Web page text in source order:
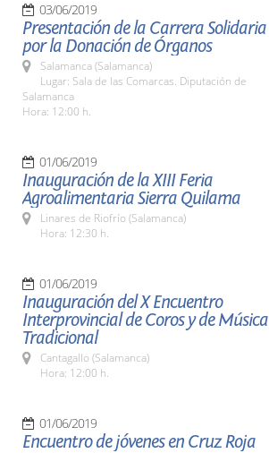
03/06/2019
Presentación de la Carrera Solidaria
por la Donación de Órganos
Salamanca (Salamanca)
Lugar: Sala de las Comarcas. Diputación de
Salamanca
Hora: 12:00 h.
01/06/2019
Inauguración de la XIII Feria
Agroalimentaria Sierra Quilama
Linares de Riofrío (Salamanca)
Hora: 12:30 h.
01/06/2019
Inauguración del X Encuentro
Interprovincial de Coros y de Música
Tradicional
Cantagallo (Salamanca)
Hora: 12:00 h.
01/06/2019
Encuentro de jóvenes en Cruz Roja